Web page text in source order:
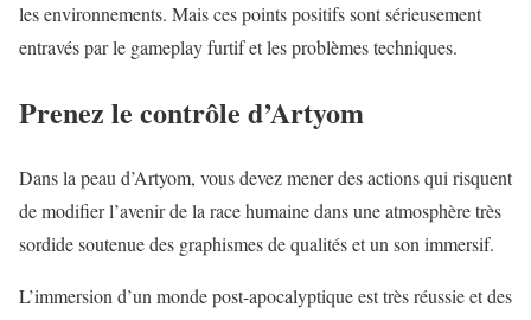
les environnements. Mais ces points positifs sont sérieusement
entravés par le gameplay furtif et les problèmes techniques.
Prenez le contrôle d’Artyom
Dans la peau d’Artyom, vous devez mener des actions qui risquent
de modifier l’avenir de la race humaine dans une atmosphère très
sordide soutenue des graphismes de qualités et un son immersif.
L’immersion d’un monde post-apocalyptique est très réussie et des